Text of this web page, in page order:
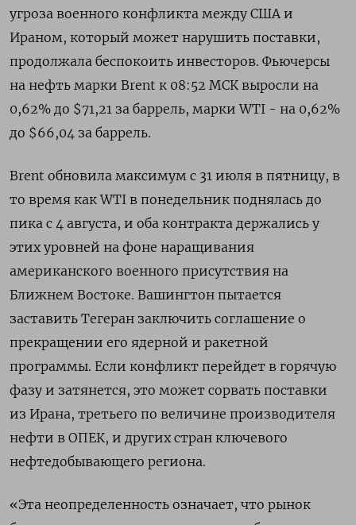
угроза военного конфликта между США и
Ираном, который может нарушить ‌поставки,
продолжала беспокоить инвесторов. Фьючерсы
на нефть марки Brent к 08:52 МСК выросли на
0,62% до $71,21 за баррель, марки WTI - на ​0,62%
до $66,04 за баррель.
Brent ​обновила максимум ​с 31 ⁠июля в пятницу, в
то время ‌как WTI в понедельник поднялась ‌до
пика с 4 августа, и оба контракта держались у
этих ​уровней на фоне наращивания
американского военного присутствия на
‌Ближнем Востоке. Вашингтон пытается
заставить Тегеран заключить соглашение о
прекращении ​его ядерной и ракетной
программы. Если конфликт перейдет в ‌горячую
фазу и затянется, это может сорвать поставки
из Ирана, третьего по величине производителя
нефти в ​ОПЕК, и других ​стран ключевого
‌нефтедобывающего региона.
«Эта неопределенность означает, что рынок